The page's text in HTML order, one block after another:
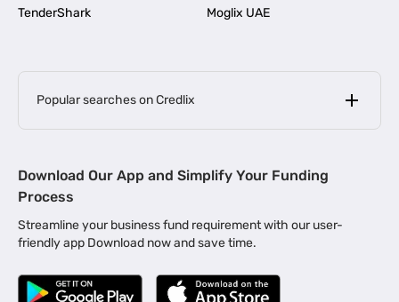
TenderShark
Moglix UAE
Popular searches on Credlix
MSME Loan for Startups |
Business Loan in Kerala | Business Loan in Bengaluru |
Business Loan for Manufacturers | Business Loan in Delhi
Business Loan for Machinery Purchase |
Download Our App and Simplify Your Funding
Process
Streamline your business fund requirement with our user-
friendly app Download now and save time.